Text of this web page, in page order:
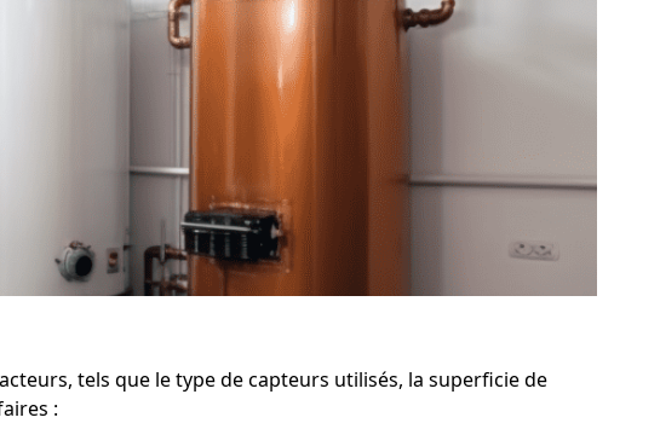
tels que le type de capteurs utilisés, la superficie de
: